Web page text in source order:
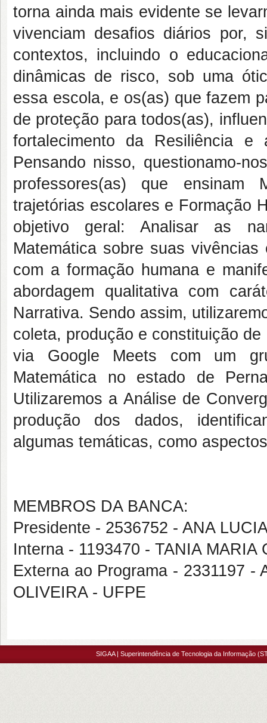
torna ainda mais evidente se
vivenciam desafios diários por,
contextos, incluindo o
dinâmicas de risco, sob uma
essa escola, e os(as) que fazem
de proteção para todos(as),
fortalecimento da Resiliência
Pensando nisso, questionamo-
professores(as) que ensinam
trajetórias escolares e Formação
objetivo geral: Analisar as
Matemática sobre suas
com a formação humana e
abordagem qualitativa com
Narrativa. Sendo assim,
coleta, produção e constituição
via Google Meets com um
Matemática no estado de
Utilizaremos a Análise de
produção dos dados,
algumas temáticas, como
MEMBROS DA BANCA:
Presidente - 2536752 - ANA
Interna - 1193470 - TANIA
Externa ao Programa - 2331197 -
OLIVEIRA - UFPE
SIGAA | Superintendência de Tecnologia da Informação